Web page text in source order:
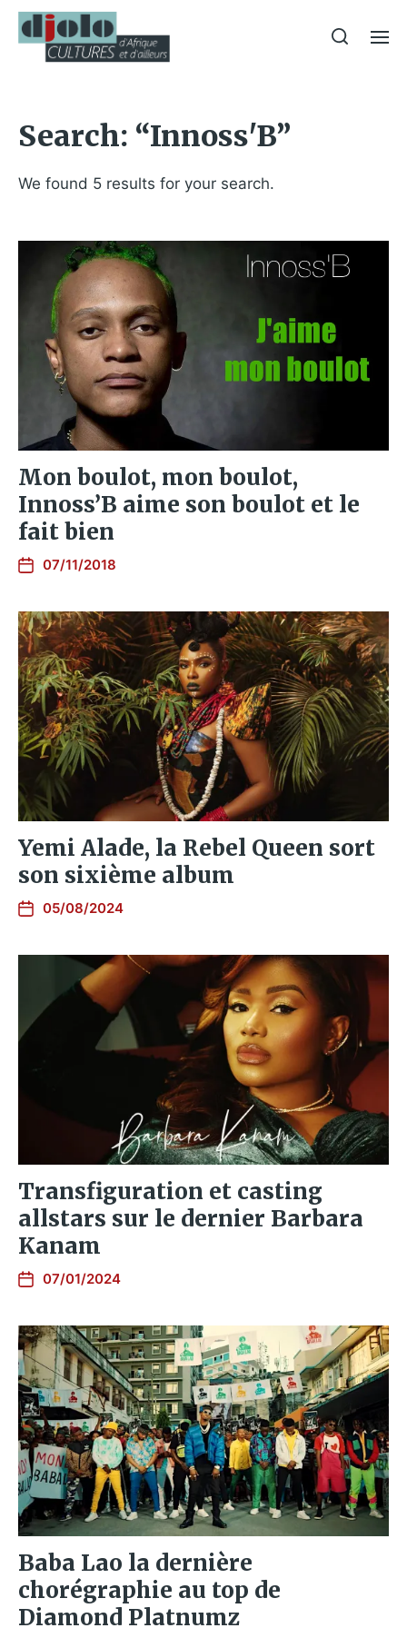
Search: “Innoss'B”
We found 5 results for your search.
Mon boulot, mon boulot,
Innoss’B aime son boulot et le
fait bien
07/11/2018
Yemi Alade, la Rebel Queen sort
son sixième album
05/08/2024
Transfiguration et casting
allstars sur le dernier Barbara
Kanam
07/01/2024
Baba Lao la dernière
chorégraphie au top de
Diamond Platnumz